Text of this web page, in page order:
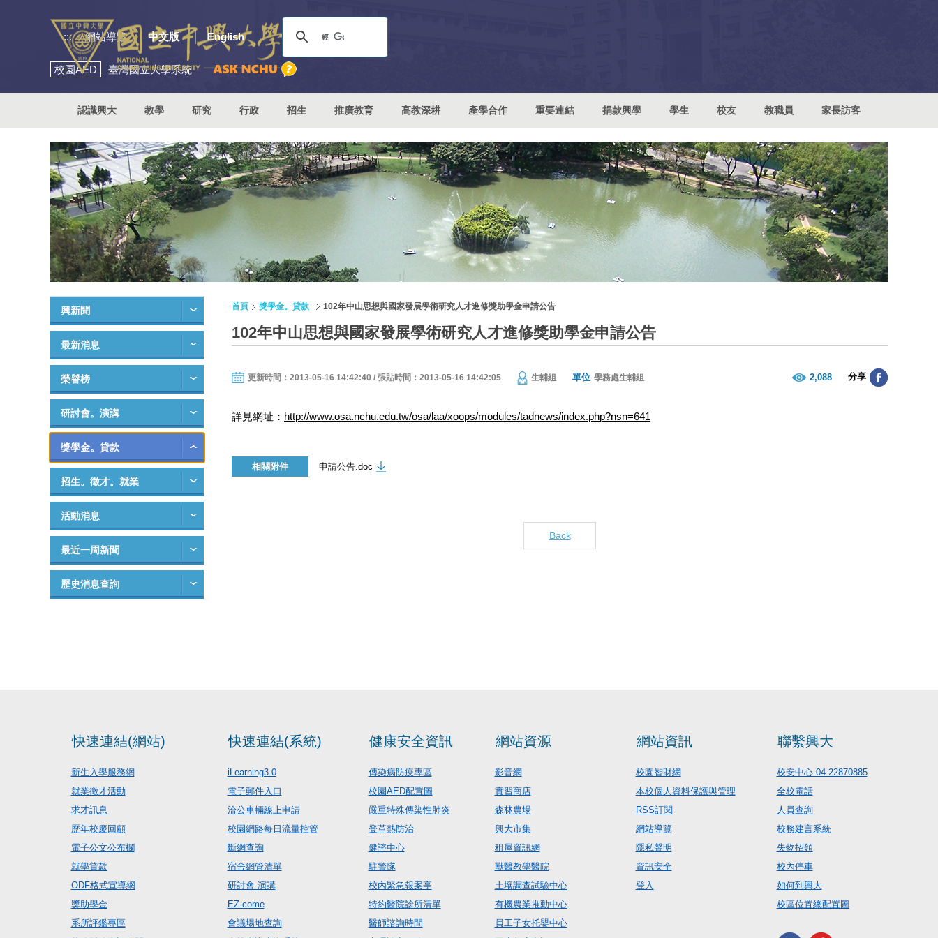
::: 網站導覽 中文版 English
校園AED 臺灣國立大學系統
認識興大 教學 研究 行政 招生 推廣教育 高教深耕 產學合作 重要連結 捐款興學 學生 校友 教職員 家長訪客
興新聞
最新消息
榮譽榜
研討會。演講
獎學金。貸款
招生。徵才。就業
活動消息
最近一周新聞
歷史消息查詢
首頁 獎學金。貸款 102年中山思想與國家發展學術研究人才進修獎助學金申請公告
102年中山思想與國家發展學術研究人才進修獎助學金申請公告
更新時間：2013-05-16 14:42:40 / 張貼時間：2013-05-16 14:42:05 生輔組 單位 學務處生輔組 2,088 分享
詳見網址： http://www.osa.nchu.edu.tw/osa/laa/xoops/modules/tadnews/index.php?nsn=641
相關附件 申請公告.doc
Back
快速連結(網站)
新生入學服務網
就業徵才活動
求才訊息
歷年校慶回顧
電子公文公布欄
就學貸款
ODF格式宣導網
獎助學金
系所評鑑專區
快速連結(系統)
iLearning3.0
電子郵件入口
洽公車輛線上申請
校園網路每日流量控管
斷網查詢
宿舍網管清單
研討會.演講
EZ-come
會議場地查詢
健康安全資訊
傳染病防疫專區
校園AED配置圖
嚴重特殊傳染性肺炎
登革熱防治
健諮中心
駐警隊
校內緊急報案亭
特約醫院診所清單
醫師諮詢時間
網站資源
影音網
實習商店
森林農場
興大市集
租屋資訊網
獸醫教學醫院
土壤調查試驗中心
有機農業推動中心
員工子女托嬰中心
網站資訊
校園智財網
本校個人資料保護與管理
RSS訂閱
網站導覽
隱私聲明
資訊安全
登入
聯繫興大
校安中心 04-22870885
全校電話
人員查詢
校務建言系統
失物招領
校內停車
如何到興大
校區位置總配置圖